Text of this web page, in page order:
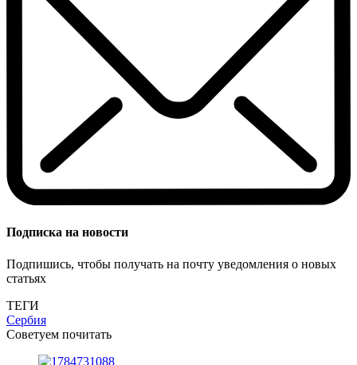
Подписка на новости
Подпишись, чтобы получать на почту уведомления о новых
статьях
ТЕГИ
Сербия
Советуем почитать